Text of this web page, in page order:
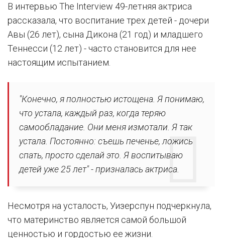
В интервью The Interview 49-летняя актриса
рассказала, что воспитание трех детей - дочери
Авы (26 лет), сына Дикона (21 год) и младшего
Теннесси (12 лет) - часто становится для нее
настоящим испытанием.
"Конечно, я полностью истощена. Я понимаю,
что устала, каждый раз, когда теряю
самообладание. Они меня измотали. Я так
устала. Постоянно: съешь печенье, ложись
спать, просто сделай это. Я воспитываю
детей уже 25 лет" - призналась актриса.
Несмотря на усталость, Уизерспун подчеркнула,
что материнство является самой большой
ценностью и гордостью ее жизни.